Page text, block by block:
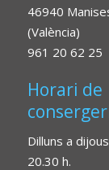
46940
(València)
961 20 62 25
Horari de
Dilluns a
20.30 h.